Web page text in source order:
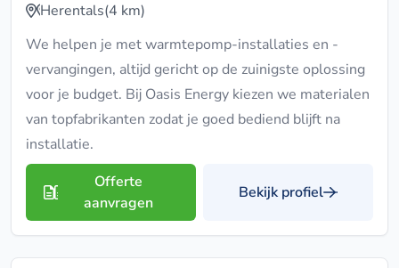
Herentals(4 km)
We helpen je met warmtepomp-installaties en -
vervangingen, altijd gericht op de zuinigste oplossing
voor je budget. Bij Oasis Energy kiezen we materialen
van topfabrikanten zodat je goed bediend blijft na
installatie.
Offerte
aanvragen
Bekijk profiel